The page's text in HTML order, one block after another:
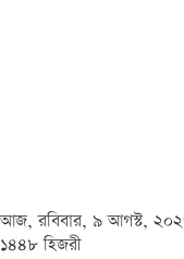
আজ, রবিবার, ৯ আগস্ট, ২০২৬
১৪৪৮ হিজরী